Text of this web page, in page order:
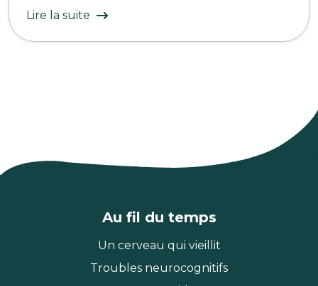
Lire la suite
Au fil du temps
Un cerveau qui vieillit
Troubles neurocognitifs